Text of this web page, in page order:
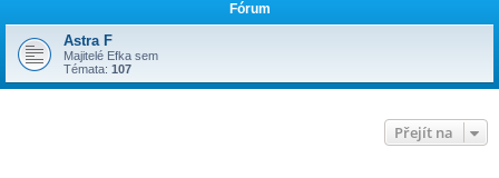
Fórum
Astra F
Majitelé Efka sem
Témata: 107
Přejít na